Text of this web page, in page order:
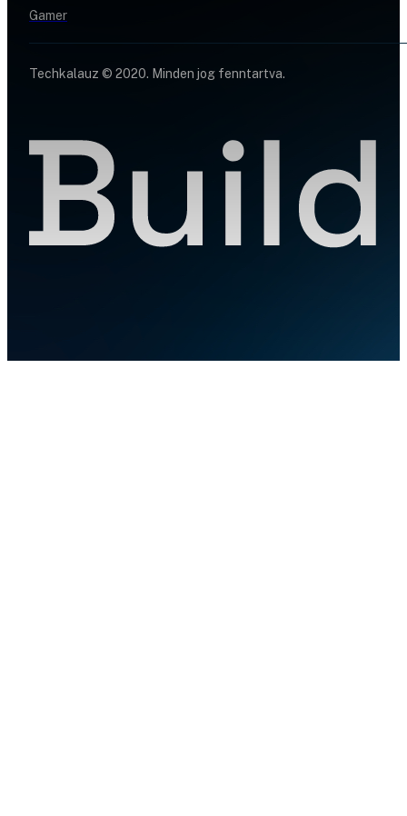
Gamer
Techkalauz © 2020. Minden jog fenntartva.